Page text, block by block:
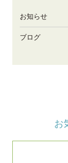
お知らせ
ブログ
お